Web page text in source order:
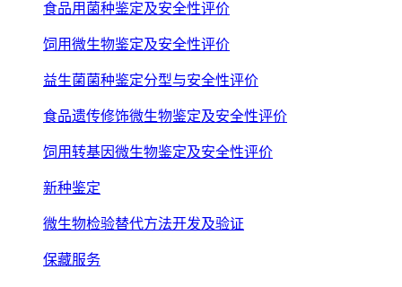
食品用菌种鉴定及安全性评价
饲用微生物鉴定及安全性评价
益生菌菌种鉴定分型与安全性评价
食品遗传修饰微生物鉴定及安全性评价
饲用转基因微生物鉴定及安全性评价
新种鉴定
微生物检验替代方法开发及验证
保藏服务